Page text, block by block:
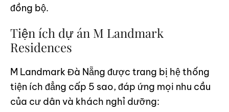
đồng bộ.
Tiện ích dự án M Landmark
Residences
M Landmark Đà Nẵng được trang bị hệ thống
tiện ích đẳng cấp 5 sao, đáp ứng mọi nhu cầu
của cư dân và khách nghỉ dưỡng: